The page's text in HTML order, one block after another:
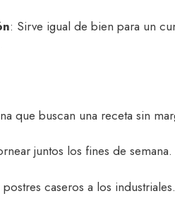
: Sirve igual de bien para un
que buscan una receta sin
juntos los fines de semana.
caseros a los industriales.